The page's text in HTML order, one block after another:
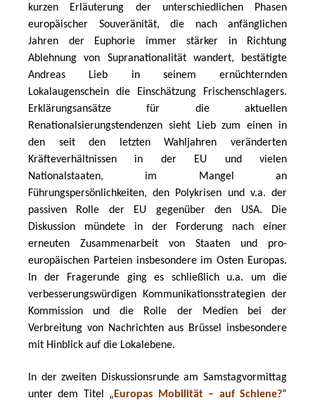
kurzen Erläuterung der unterschiedlichen Phasen
europäischer Souveränität, die nach anfänglichen
Jahren der Euphorie immer stärker in Richtung
Ablehnung von Supranationalität wandert, bestätigte
Andreas Lieb in seinem ernüchternden
Lokalaugenschein die Einschätzung Frischenschlagers.
Erklärungsansätze für die aktuellen
Renationalsierungstendenzen sieht Lieb zum einen in
den seit den letzten Wahljahren veränderten
Kräfteverhältnissen in der EU und vielen
Nationalstaaten, im Mangel an
Führungspersönlichkeiten, den Polykrisen und v.a. der
passiven Rolle der EU gegenüber den USA. Die
Diskussion mündete in der Forderung nach einer
erneuten Zusammenarbeit von Staaten und pro-
europäischen Parteien insbesondere im Osten Europas.
In der Fragerunde ging es schließlich u.a. um die
verbesserungswürdigen Kommunikationsstrategien der
Kommission und die Rolle der Medien bei der
Verbreitung von Nachrichten aus Brüssel insbesondere
mit Hinblick auf die Lokalebene.
In der zweiten Diskussionsrunde am Samstagvormittag
unter dem Titel „ Europas Mobilität – auf Schiene?“